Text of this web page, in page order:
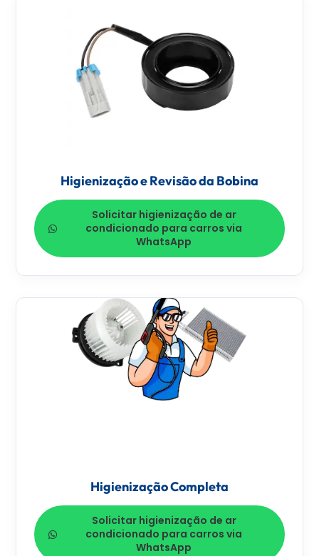
Higienização e Revisão da Bobina
Solicitar higienização de ar
condicionado para carros via
WhatsApp
Higienização Completa
Solicitar higienização de ar
condicionado para carros via
WhatsApp